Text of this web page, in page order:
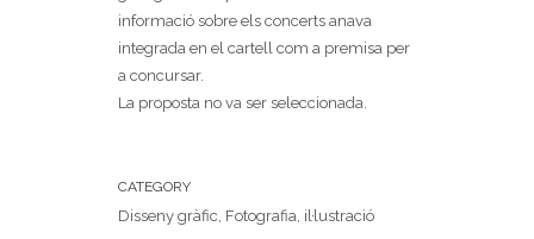
informació sobre els concerts anava
integrada en el cartell com a premisa per
a concursar.
La proposta no va ser seleccionada.
CATEGORY
Disseny gràfic, Fotografia, il·lustració